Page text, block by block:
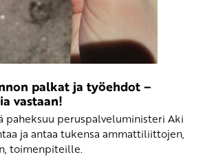
palkat ja työehdot –
vastaan!
paheksuu peruspalveluministeri Aki
ja antaa tukensa ammattiliittojen,
toimenpiteille.